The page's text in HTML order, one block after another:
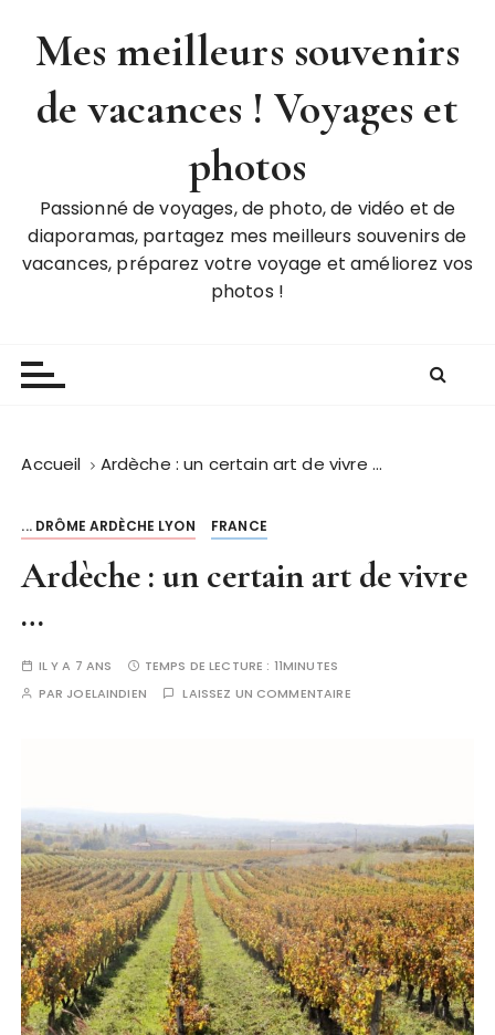
Mes meilleurs souvenirs
de vacances ! Voyages et
photos
Passionné de voyages, de photo, de vidéo et de
diaporamas, partagez mes meilleurs souvenirs de
vacances, préparez votre voyage et améliorez vos
photos !
Accueil Ardèche : un certain art de vivre …
... DRÔME ARDÈCHE LYON FRANCE
Ardèche : un certain art de vivre
…
IL Y A 7 ANS TEMPS DE LECTURE : 11MINUTES
PAR JOELAINDIEN LAISSEZ UN COMMENTAIRE